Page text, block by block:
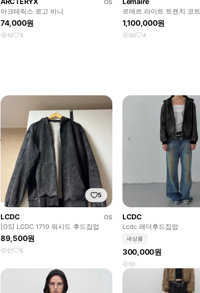
OS
아크테릭스 로고 비니
74,000원
10 3
르메르 라이트 트렌치 코트
1,100,000원
30 4
5
LCDC
OS
[OS] LCDC 1710 워시드 후드집업
89,500원
21 5
LCDC
Lcdc 레더후드집업
새상품
300,000원
10